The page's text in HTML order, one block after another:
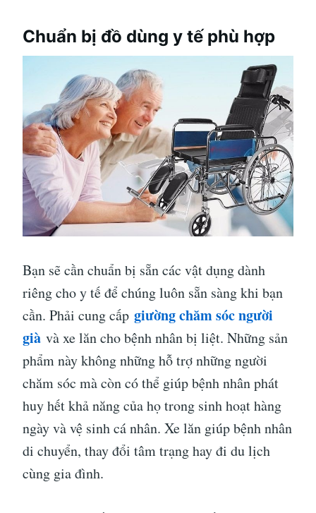
Chuẩn bị đồ dùng y tế phù hợp
Bạn sẽ cần chuẩn bị sẵn các vật dụng dành
riêng cho y tế để chúng luôn sẵn sàng khi bạn
cần. Phải cung cấp giường chăm sóc người
già và xe lăn cho bệnh nhân bị liệt. Những sản
phẩm này không những hỗ trợ những người
chăm sóc mà còn có thể giúp bệnh nhân phát
huy hết khả năng của họ trong sinh hoạt hàng
ngày và vệ sinh cá nhân. Xe lăn giúp bệnh nhân
di chuyển, thay đổi tâm trạng hay đi du lịch
cùng gia đình.